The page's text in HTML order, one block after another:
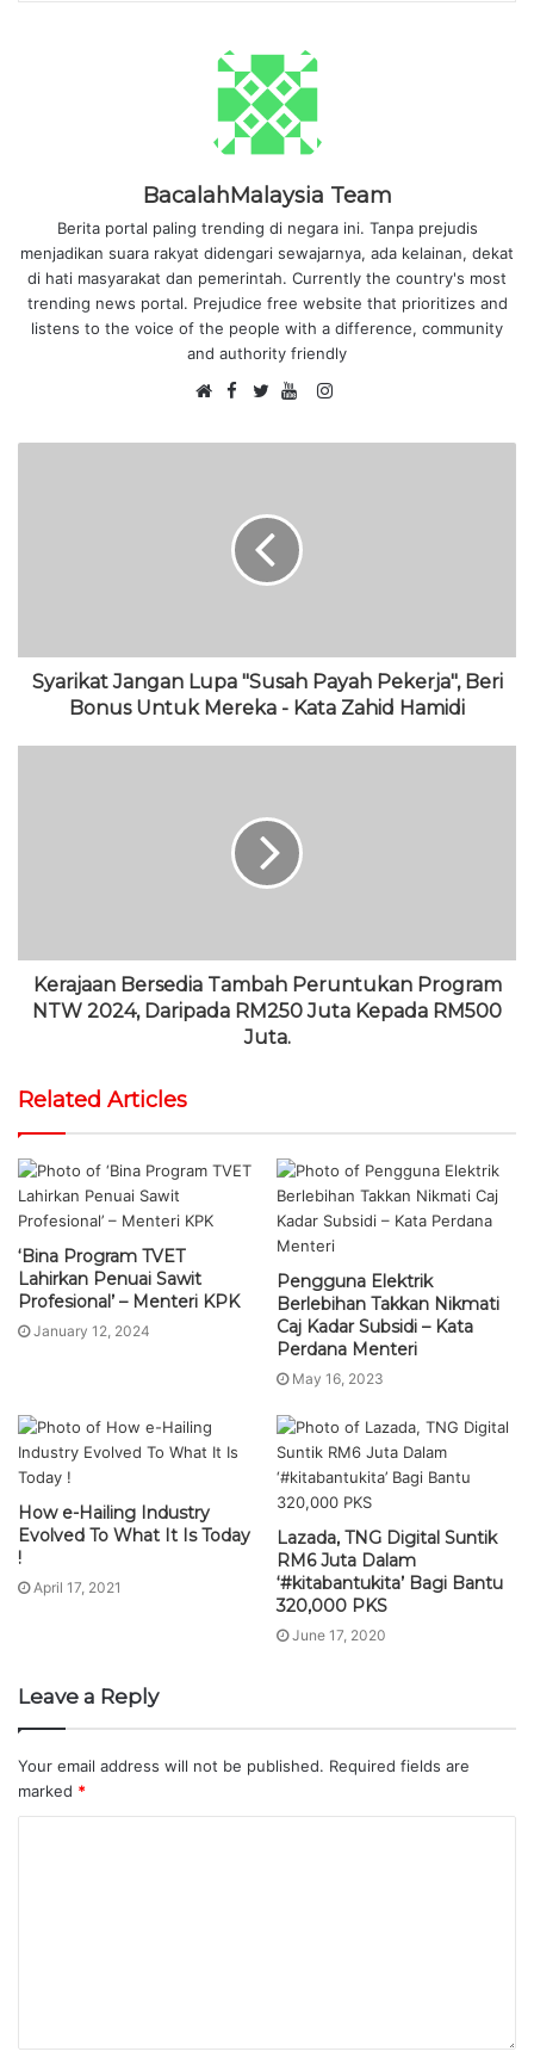
BacalahMalaysia Team
Berita portal paling trending di negara ini. Tanpa prejudis
menjadikan suara rakyat didengari sewajarnya, ada kelainan, dekat
di hati masyarakat dan pemerintah. Currently the country's most
trending news portal. Prejudice free website that prioritizes and
listens to the voice of the people with a difference, community
and authority friendly
e
F
c
o
o
k
w
t
e
r
o
b
e
I
s
Syarikat Jangan Lupa "Susah Payah Pekerja", Beri
Bonus Untuk Mereka - Kata Zahid Hamidi
Kerajaan Bersedia Tambah Peruntukan Program
NTW 2024, Daripada RM250 Juta Kepada RM500
Juta.
Related Articles
‘Bina Program TVET
Lahirkan Penuai Sawit
Profesional’ – Menteri KPK
January 12, 2024
Pengguna Elektrik
Berlebihan Takkan Nikmati
Caj Kadar Subsidi – Kata
Perdana Menteri
May 16, 2023
How e-Hailing Industry
Evolved To What It Is Today
!
April 17, 2021
Lazada, TNG Digital Suntik
RM6 Juta Dalam
‘#kitabantukita’ Bagi Bantu
320,000 PKS
June 17, 2020
Leave a Reply
Your email address will not be published. Required fields are
marked *